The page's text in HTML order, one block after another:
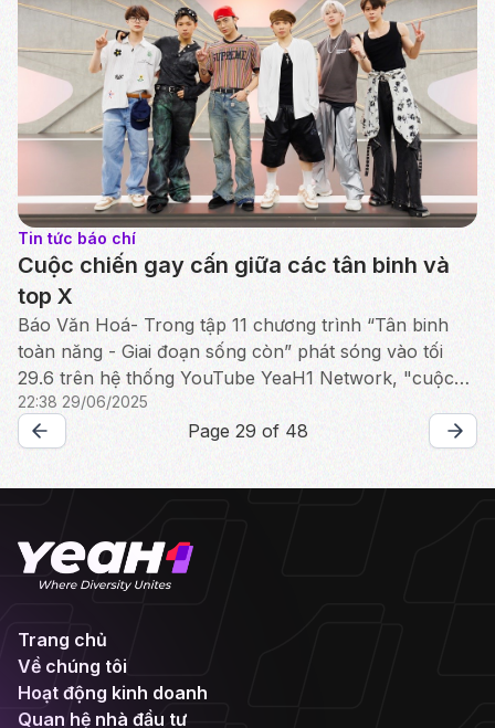
Tin tức báo chí
Cuộc chiến gay cấn giữa các tân binh và
top X
Báo Văn Hoá- Trong tập 11 chương trình “Tân binh
toàn năng - Giai đoạn sống còn” phát sóng vào tối
29.6 trên hệ thống YouTube YeaH1 Network, "cuộc
chiến" sống còn giữa các tân binh và top X đã chính
thức...
22:38 29/06/2025
Page 29 of 48
Trang chủ
Về chúng tôi
Hoạt động kinh doanh
Quan hệ nhà đầu tư